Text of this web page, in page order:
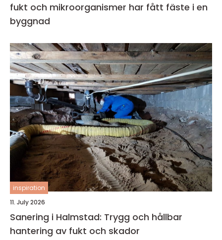
fukt och mikroorganismer har fått fäste i en
byggnad
inspiration
11. July 2026
Sanering i Halmstad: Trygg och hållbar
hantering av fukt och skador